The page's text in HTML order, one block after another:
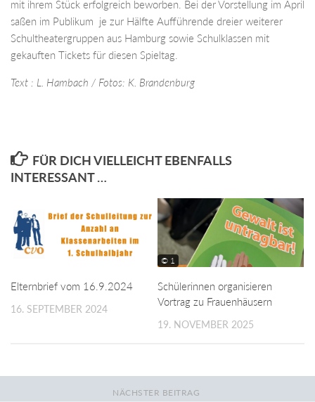
mit ihrem Stück erfolgreich beworben. Bei der Vorstellung im April
saßen im Publikum je zur Hälfte Aufführende dreier weiterer
Schultheatergruppen aus Hamburg sowie Schulklassen mit
gekauften Tickets für diesen Spieltag.
Text : L. Hambach / Fotos: K. Brandenburg
FÜR DICH VIELLEICHT EBENFALLS
INTERESSANT …
Elternbrief vom 16.9.2024
16. SEPTEMBER 2024
© 1
Schülerinnen organisieren
Vortrag zu Frauenhäusern
19. NOVEMBER 2025
NÄCHSTER BEITRAG